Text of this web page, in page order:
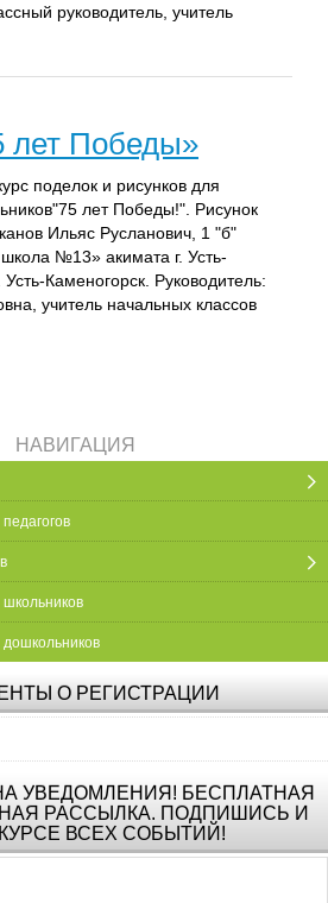
руководитель, учитель
лет Победы»
поделок и рисунков для
лет Победы!". Рисунок
Ильяс Русланович, 1 "б"
№13» акимата г. Усть-
Каменогорск. Руководитель:
учитель начальных классов
НАВИГАЦИЯ
школьников
дошкольников
О РЕГИСТРАЦИИ
УВЕДОМЛЕНИЯ! БЕСПЛАТНАЯ
РАССЫЛКА. ПОДПИШИСЬ И
ВСЕХ СОБЫТИЙ!